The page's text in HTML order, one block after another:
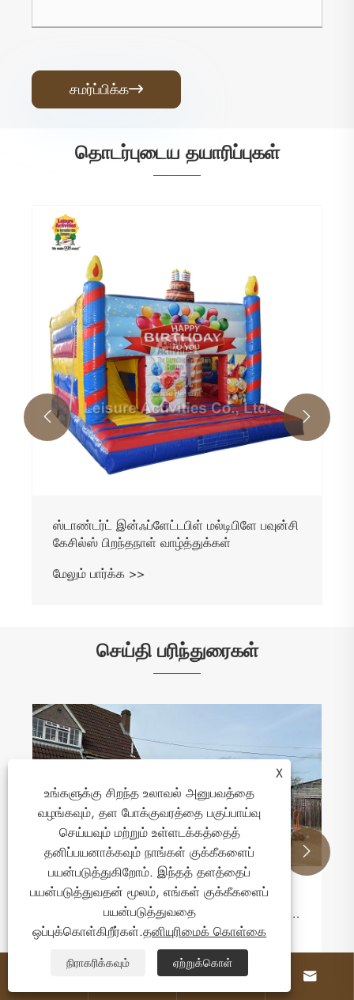
சமர்ப்பிக்க
தொடர்புடைய தயாரிப்புகள்
ஸ்லைடுடன் கூடிய நிலையான ஊதப்பட்ட
மல்டிபிளே பவுன்சி காசில்ஸ் டிராகன்
மேலும் பார்க்க >>
 
செய்தி பரிந்துரைகள்
ஏன் Inflatable Bouncy Castles Mini
பாதுகாப்பான கொல்லைப்புற வேடிக்கைக்கான
சிறந்த தேர்வாக இருக்கிறது?
மேலும் பார்க்க >>
 
 
X
உங்களுக்கு சிறந்த உலாவல் அனுபவத்தை
வழங்கவும், தள போக்குவரத்தை பகுப்பாய்வு
செய்யவும் மற்றும் உள்ளடக்கத்தைத்
தனிப்பயனாக்கவும் நாங்கள் குக்கீகளைப்
பயன்படுத்துகிறோம். இந்தத் தளத்தைப்
பயன்படுத்துவதன் மூலம், எங்கள் குக்கீகளைப்
பயன்படுத்துவதை
ஒப்புக்கொள்கிறீர்கள்.தனியுரிமைக் கொள்கை
நிராகரிக்கவும் ஏற்றுக்கொள்